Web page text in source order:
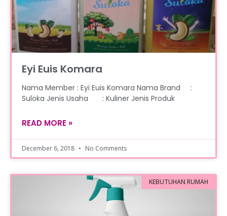
Eyi Euis Komara
Nama Member : Eyi Euis Komara Nama Brand :
Suloka Jenis Usaha : Kuliner Jenis Produk
READ MORE »
December 6, 2018 No Comments
KEBUTUHAN RUMAH